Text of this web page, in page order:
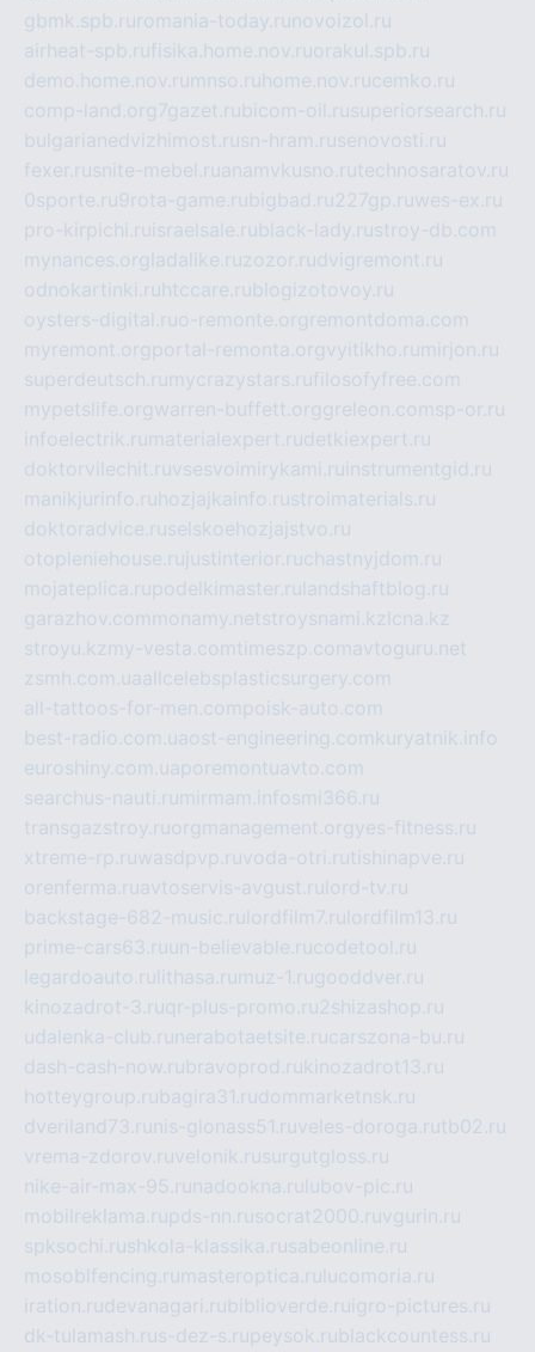
gbmk.spb.ru romania-today.ru novoizol.ru
airheat-spb.rufisika.home.nov.ruorakul.spb.ru
demo.home.nov.ru mnso.ru home.nov.rucemko.ru
comp-land.org 7gazet.rubicom-oil.rusuperiorsearch.ru
bulgarianedvizhimost.rusn-hram.rusenovosti.ru
fexer.rusnite-mebel.ruanamvkusno.rutechnosaratov.ru
0sporte.ru9rota-game.rubigbad.ru227gp.ruwes-ex.ru
pro-kirpichi.ru israelsale.rublack-lady.rustroy-db.com
mynances.org ladalike.ruzozor.rudvigremont.ru
odnokartinki.ru htccare.rublogizotovoy.ru
oysters-digital.ruo-remonte.org remontdoma.com
myremont.org portal-remonta.orgvyitikho.ru mirjon.ru
superdeutsch.ru mycrazystars.rufilosofyfree.com
mypetslife.orgwarren-buffett.orggreleon.comsp-or.ru
infoelectrik.ru materialexpert.rudetkiexpert.ru
doktorvilechit.ruvsesvoimirykami.ru instrumentgid.ru
manikjurinfo.ru hozjajkainfo.rustroimaterials.ru
doktoradvice.ruselskoehozjajstvo.ru
otopleniehouse.ru justinterior.ruchastnyjdom.ru
mojateplica.rupodelkimaster.ru landshaftblog.ru
garazhov.com monamy.netstroysnami.kz lcna.kz
stroyu.kz my-vesta.com timeszp.comavtoguru.net
zsmh.com.uaallcelebsplasticsurgery.com
all-tattoos-for-men.com poisk-auto.com
best-radio.com.uaost-engineering.com kuryatnik.info
euroshiny.com.ua poremontuavto.com
searchus-nauti.ru mirmam.infosmi366.ru
transgazstroy.ruorgmanagement.orgyes-fitness.ru
xtreme-rp.ruwasdpvp.ruvoda-otri.rutishinapve.ru
orenferma.ruavtoservis-avgust.ru lord-tv.ru
backstage-682-music.ru lordfilm7.ru lordfilm13.ru
prime-cars63.ruun-believable.rucodetool.ru
legardoauto.ru lithasa.ru muz-1.rugooddver.ru
kinozadrot-3.ruqr-plus-promo.ru2shizashop.ru
udalenka-club.ru nerabotaetsite.rucarszona-bu.ru
dash-cash-now.rubravoprod.rukinozadrot13.ru
hotteygroup.rubagira31.rudommarketnsk.ru
dveriland73.ru nis-glonass51.ruveles-doroga.rutb02.ru
vrema-zdorov.ruvelonik.rusurgutgloss.ru
nike-air-max-95.ru nadookna.ru lubov-pic.ru
mobilreklama.rupds-nn.rusocrat2000.ruvgurin.ru
spksochi.rushkola-klassika.rusabeonline.ru
mosoblfencing.ru masteroptica.ru lucomoria.ru
iration.rudevanagari.rubiblioverde.ru igro-pictures.ru
dk-tulamash.rus-dez-s.rupeysok.rublackcountess.ru